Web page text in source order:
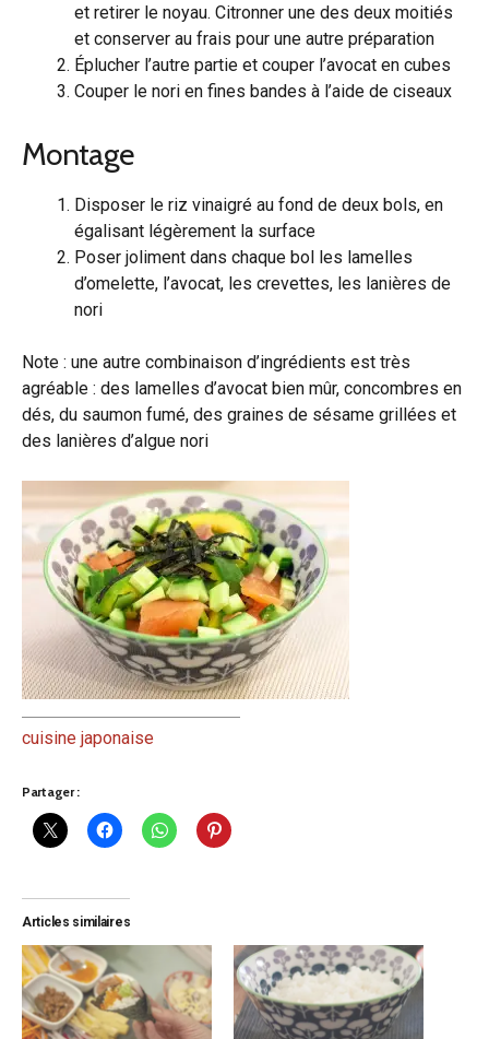
et retirer le noyau. Citronner une des deux moitiés
et conserver au frais pour une autre préparation
Éplucher l’autre partie et couper l’avocat en cubes
Couper le nori en fines bandes à l’aide de ciseaux
Montage
Disposer le riz vinaigré au fond de deux bols, en
égalisant légèrement la surface
Poser joliment dans chaque bol les lamelles
d’omelette, l’avocat, les crevettes, les lanières de
nori
Note : une autre combinaison d’ingrédients est très
agréable : des lamelles d’avocat bien mûr, concombres en
dés, du saumon fumé, des graines de sésame grillées et
des lanières d’algue nori
cuisine japonaise
Partager :
Articles similaires